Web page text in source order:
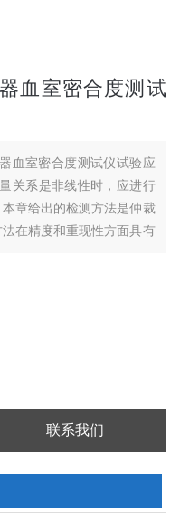
血室密合度测试
血室密合度测试仪试验应
关系是非线性时，应进行
章给出的检测方法是仲裁
在精度和重现性方面具有
联系我们